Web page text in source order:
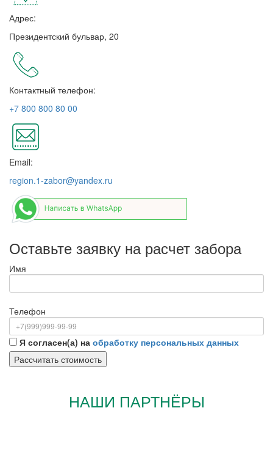
Адрес:
Президентский бульвар, 20
Контактный телефон:
+7 800 800 80 00
Email:
region.1-zabor@yandex.ru
Оставьте заявку на расчет забора
Имя
Телефон
Я согласен(а) на обработку персональных данных
НАШИ ПАРТНЁРЫ